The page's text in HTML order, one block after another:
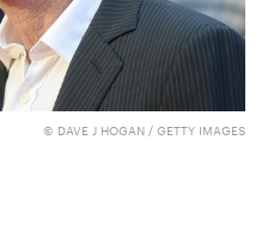
© DAVE J HOGAN / GETTY IMAGES